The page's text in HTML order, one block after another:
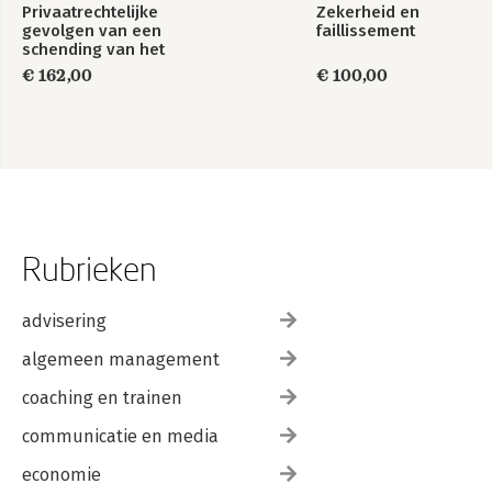
Privaatrechtelijke
gevolgen van een
schending van het
mededingingsrecht
€ 162,00
Zekerheid en
faillissement
€ 100,00
Rubrieken
advisering
algemeen management
coaching en trainen
communicatie en media
economie